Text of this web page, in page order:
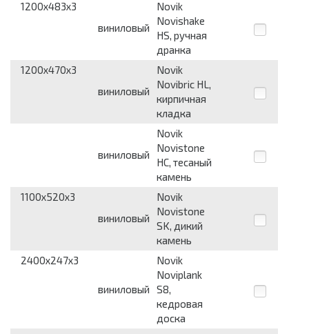
1200x483x3
виниловый
Novik
Novishake
HS, ручная
дранка
1200x470x3
виниловый
Novik
Novibric HL,
кирпичная
кладка
виниловый
Novik
Novistone
HC, тесаный
камень
1100x520x3
виниловый
Novik
Novistone
SK, дикий
камень
2400x247x3
виниловый
Novik
Noviplank
S8,
кедровая
доска